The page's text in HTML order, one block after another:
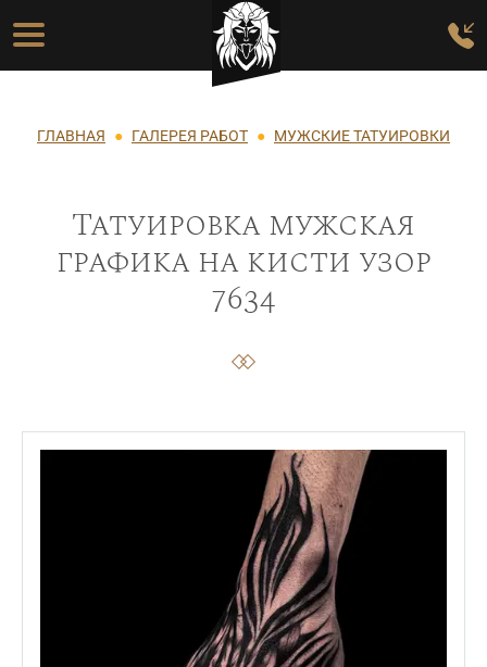
Перейти к основному содержанию
Основная навигация
Строка навигации
ГЛАВНАЯ ГАЛЕРЕЯ РАБОТ МУЖСКИЕ ТАТУИРОВКИ
Татуировка мужская
графика на кисти узор
7634